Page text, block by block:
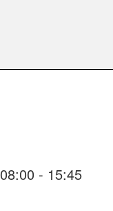
08:00 - 15:45